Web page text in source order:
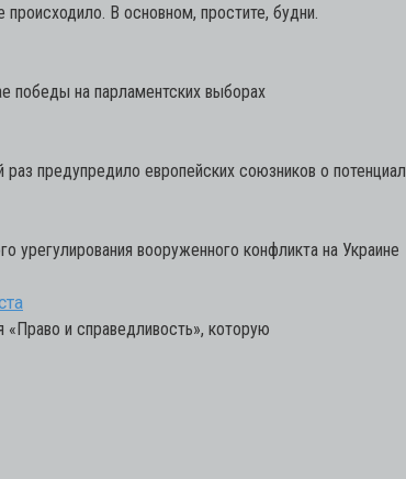
В основном, простите, будни.
победы на парламентских выборах
предупредило европейских союзников о
вооруженного конфликта на Украине
и справедливость», которую